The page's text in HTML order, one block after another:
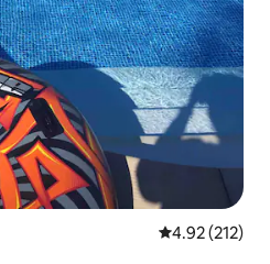
レビュー212
4.92 (212)